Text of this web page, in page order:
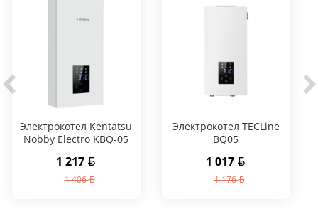
Электрокотел Kentatsu
Nobby Electro KBQ-05
1 217
1 406
Электрокотел TECLine
BQ05
1 017
1 176